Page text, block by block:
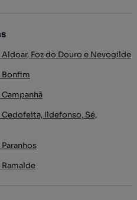
Foz do Douro e Nevogilde
Bonfim
Ildefonso, Sé,